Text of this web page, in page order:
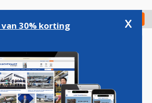
Check in
30% korting x